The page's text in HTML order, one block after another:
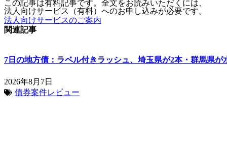
この記事は有料記事です。全文をお読みいただくには、
法人向けサービス（有料）へのお申し込みが必要です。
法人向けサービスのご案内
関連記事
7日の地方債：ラベル付きラッシュ、埼玉県が2本・群馬県が
2026年8月7日
債券案件レビュー